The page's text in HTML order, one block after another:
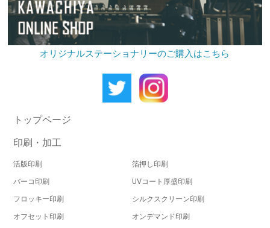
オリジナルステーショナリーのご購入はこちら
トップページ
印刷・加工
活版印刷
箔押し印刷
バーコ印刷
UVコート厚盛印刷
フロッキー印刷
シルクスクリーン印刷
オフセット印刷
オンデマンド印刷